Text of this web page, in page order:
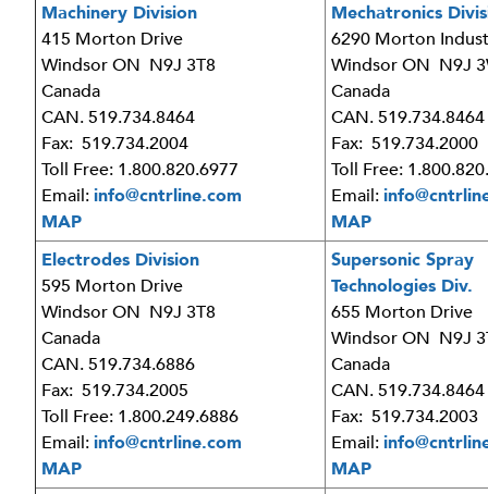
Machinery Division
415 Morton Drive
Windsor ON N9J 3T8
Canada
CAN. 519.734.8464
Fax: 519.734.2004
Toll Free: 1.800.820.6977
Email:info@cntrline.com
MAP
Mechatronics
6290 Morton
Windsor ON N9J
Canada
CAN. 519.734.8464
Fax: 519.734.2000
Toll Free:
Email:
MAP
Electrodes Division
595 Morton Drive
Windsor ON N9J 3T8
Canada
CAN. 519.734.6886
Fax: 519.734.2005
Toll Free: 1.800.249.6886
Email:info@cntrline.com
MAP
Supersonic Spray
Technologies Div.
655 Morton Drive
Windsor ON N9J
Canada
CAN. 519.734.8464
Fax: 519.734.2003
Email:
MAP